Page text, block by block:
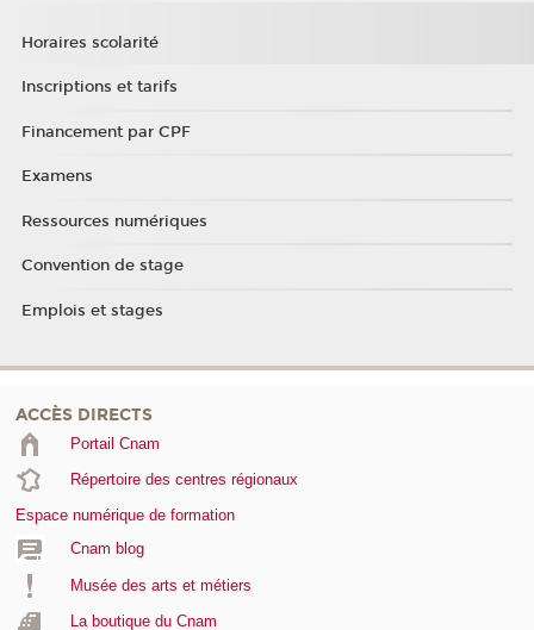
Horaires scolarité
Inscriptions et tarifs
Financement par CPF
Examens
Ressources numériques
Convention de stage
Emplois et stages
ACCÈS DIRECTS
Portail Cnam
Répertoire des centres régionaux
Espace numérique de formation
Cnam blog
Musée des arts et métiers
La boutique du Cnam